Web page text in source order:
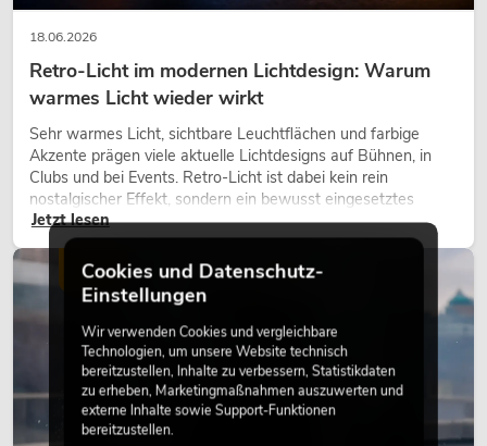
18.06.2026
Retro-Licht im modernen Lichtdesign: Warum
warmes Licht wieder wirkt
Sehr warmes Licht, sichtbare Leuchtflächen und farbige
Akzente prägen viele aktuelle Lichtdesigns auf Bühnen, in
Clubs und bei Events. Retro-Licht ist dabei kein rein
nostalgischer Effekt, sondern ein bewusst eingesetztes
Gestaltungsmittel: Es schafft Atmosphäre, gibt Szenen
Charakter und kann technische LED-Setups emotionaler
wirken lassen.
Jetzt lesen
LICHT
Cookies und Datenschutz-
Einstellungen
Wir verwenden Cookies und vergleichbare
Technologien, um unsere Website technisch
bereitzustellen, Inhalte zu verbessern, Statistikdaten
zu erheben, Marketingmaßnahmen auszuwerten und
externe Inhalte sowie Support-Funktionen
bereitzustellen.